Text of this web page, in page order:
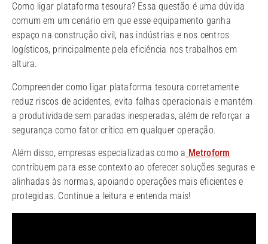
Como ligar plataforma tesoura? Essa questão é uma dúvida
comum em um cenário em que esse equipamento ganha
espaço na construção civil, nas indústrias e nos centros
logísticos, principalmente pela eficiência nos trabalhos em
altura.
Compreender como ligar plataforma tesoura corretamente
reduz riscos de acidentes, evita falhas operacionais e mantém
a produtividade sem paradas inesperadas, além de reforçar a
segurança como fator crítico em qualquer operação.
Além disso, empresas especializadas como a Metroform
contribuem para esse contexto ao oferecer soluções seguras e
alinhadas às normas, apoiando operações mais eficientes e
protegidas. Continue a leitura e entenda mais!